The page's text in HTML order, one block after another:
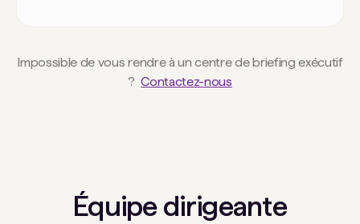
Impossible de vous rendre à un centre de briefing exécutif
?Contactez-nous
Équipe dirigeante